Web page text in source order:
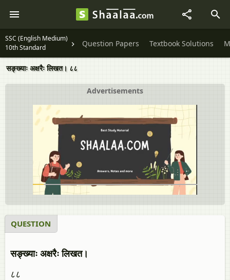
SSC (English Medium)
10th Standard
Question Papers Textbook Solutions
सङ्ख्याः अक्षरैः लिखत। ८८
Advertisements
QUESTION
सङ्ख्याः अक्षरैः लिखत।
८८